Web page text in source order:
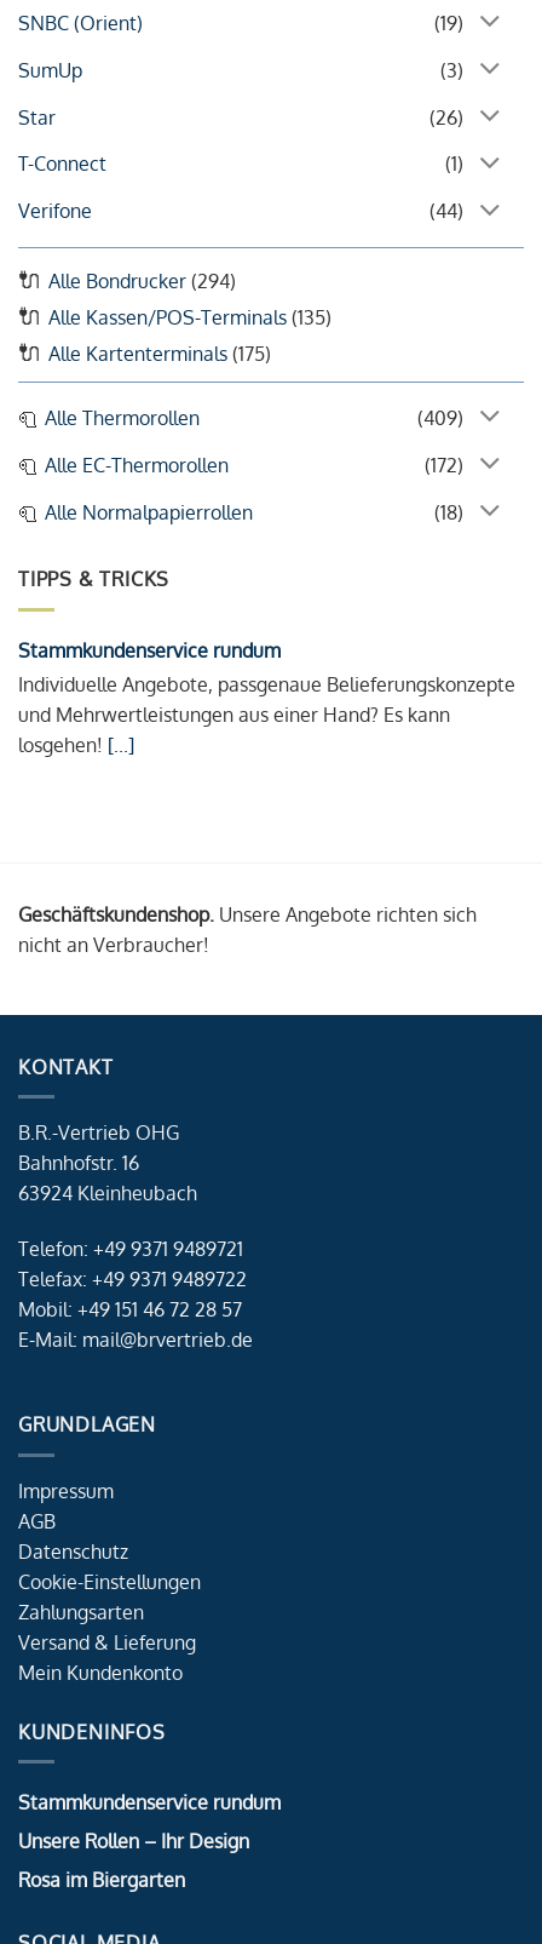
SNBC (Orient)
(19)
SumUp
(3)
Star
(26)
T-Connect
(1)
Verifone
(44)
Alle Bondrucker (294)
Alle Kassen/POS-Terminals (135)
Alle Kartenterminals (175)
Alle Thermorollen
(409)
Alle EC-Thermorollen
(172)
Alle Normalpapierrollen
(18)
TIPPS & TRICKS
Stammkundenservice rundum
Individuelle Angebote, passgenaue Belieferungskonzepte
und Mehrwertleistungen aus einer Hand? Es kann
losgehen! [...]
Geschäftskundenshop. Unsere Angebote richten sich
nicht an Verbraucher!
KONTAKT
B.R.-Vertrieb OHG
Bahnhofstr. 16
63924 Kleinheubach
Telefon: +49 9371 9489721
Telefax: +49 9371 9489722
Mobil: +49 151 46 72 28 57
E-Mail: mail@brvertrieb.de
GRUNDLAGEN
Impressum
AGB
Datenschutz
Cookie-Einstellungen
Zahlungsarten
Versand & Lieferung
Mein Kundenkonto
KUNDENINFOS
Stammkundenservice rundum
Unsere Rollen – Ihr Design
Rosa im Biergarten